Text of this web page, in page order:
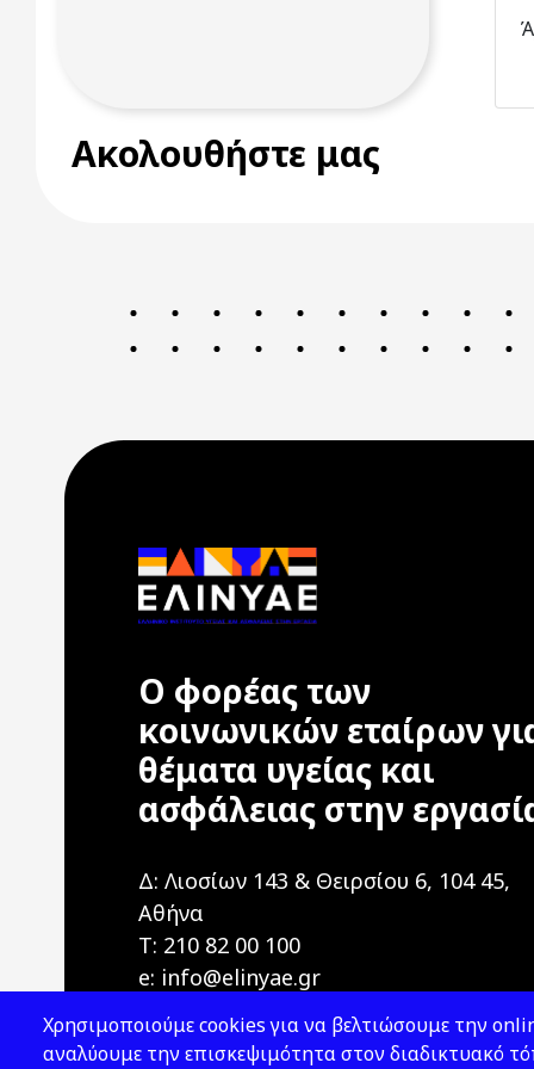
Ακολουθήστε μας
Ο φορέας των
κοινωνικών εταίρων
θέματα υγείας και
ασφάλειας στην
Δ: Λιοσίων 143 & Θειρσίου 6, 104 45,
Αθήνα
T: 210 82 00 100
e: info@elinyae.gr
Χρησιμοποιούμε cookies για να βελτιώσουμε την
αναλύουμε την επισκεψιμότητα στον διαδικτυακό